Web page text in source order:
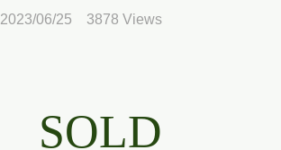
2023/06/25 3878 Views
SOLD